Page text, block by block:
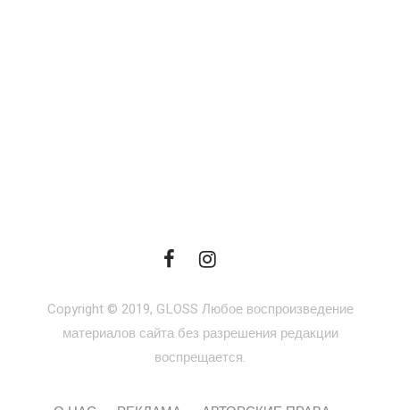
Copyright © 2019, GLOSS Любое воспроизведение
материалов сайта без разрешения редакции
воспрещается.